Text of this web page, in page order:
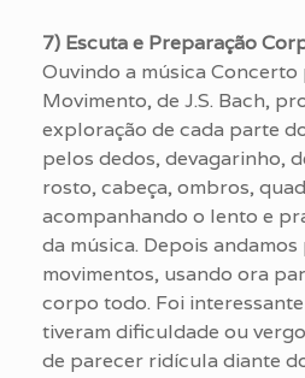
7) Escuta e Preparação
Ouvindo a música Concerto
Movimento, de J.S. Bach,
exploração de cada parte
pelos dedos, devagarinho,
rosto, cabeça, ombros,
acompanhando o lento e
da música. Depois
movimentos, usando ora
corpo todo. Foi
tiveram dificuldade ou
de parecer ridícula diante